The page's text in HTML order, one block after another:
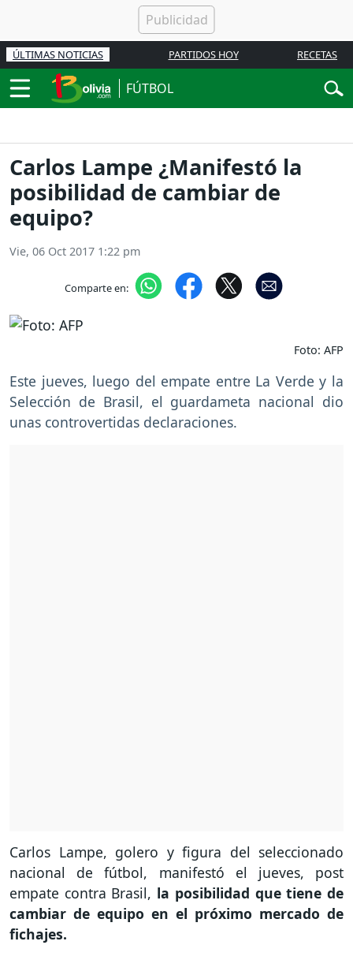
ÚLTIMAS NOTICIAS PARTIDOS HOY RECETAS
FÚTBOL
Carlos Lampe ¿Manifestó la
posibilidad de cambiar de
equipo?
Vie, 06 Oct 2017 1:22 pm
Comparte en:
Foto: AFP
Este jueves, luego del empate entre La Verde y la
Selección de Brasil, el guardameta nacional dio
unas controvertidas declaraciones.
Carlos Lampe, golero y figura del seleccionado
nacional de fútbol, manifestó el jueves, post
empate contra Brasil, la posibilidad que tiene de
cambiar de equipo en el próximo mercado de
fichajes.